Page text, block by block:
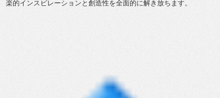
楽的インスピレーションと創造性を全面的に解き放ちます。